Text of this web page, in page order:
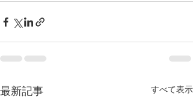
最新記事 すべて表示